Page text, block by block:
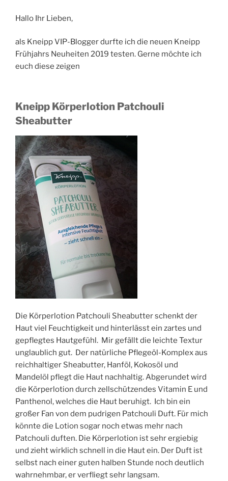
Hallo Ihr Lieben,
als Kneipp VIP-Blogger durfte ich die neuen Kneipp
Frühjahrs Neuheiten 2019 testen. Gerne möchte ich
euch diese zeigen
Kneipp Körperlotion Patchouli
Sheabutter
Die Körperlotion Patchouli Sheabutter schenkt der
Haut viel Feuchtigkeit und hinterlässt ein zartes und
gepflegtes Hautgefühl. Mir gefällt die leichte Textur
unglaublich gut. Der natürliche Pflegeöl-Komplex aus
reichhaltiger Sheabutter, Hanföl, Kokosöl und
Mandelöl pflegt die Haut nachhaltig. Abgerundet wird
die Körperlotion durch zellschützendes Vitamin E und
Panthenol, welches die Haut beruhigt. Ich bin ein
großer Fan von dem pudrigen Patchouli Duft. Für mich
könnte die Lotion sogar noch etwas mehr nach
Patchouli duften. Die Körperlotion ist sehr ergiebig
und zieht wirklich schnell in die Haut ein. Der Duft ist
selbst nach einer guten halben Stunde noch deutlich
wahrnehmbar, er verfliegt sehr langsam.